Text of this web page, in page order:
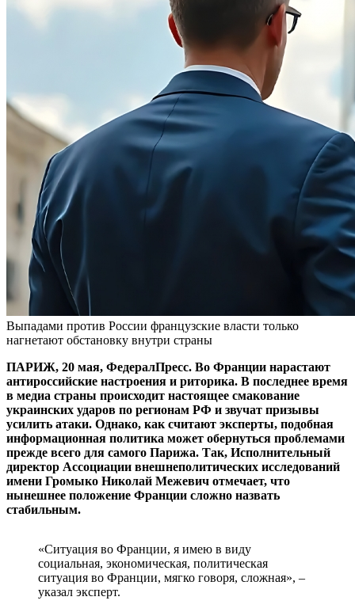
Выпадами против России французские власти только
нагнетают обстановку внутри страны
ПАРИЖ, 20 мая, ФедералПресс. Во Франции нарастают
антироссийские настроения и риторика. В последнее время
в медиа страны происходит настоящее смакование
украинских ударов по регионам РФ и звучат призывы
усилить атаки. Однако, как считают эксперты, подобная
информационная политика может обернуться проблемами
прежде всего для самого Парижа. Так, Исполнительный
директор Ассоциации внешнеполитических исследований
имени Громыко Николай Межевич отмечает, что
нынешнее положение Франции сложно назвать
стабильным.
«Ситуация во Франции, я имею в виду
социальная, экономическая, политическая
ситуация во Франции, мягко говоря, сложная», –
указал эксперт.